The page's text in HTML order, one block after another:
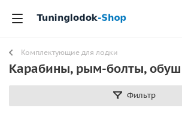
Комплектующие для лодки
Карабины, рым-болты,
Фильтр